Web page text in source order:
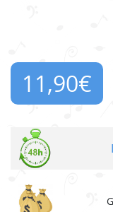
11,90€